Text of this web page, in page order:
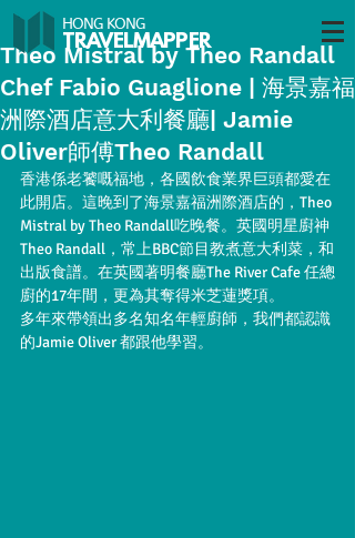
HONG KONG
TRAVELMAPPER
Theo Mistral by Theo Randall
Chef Fabio Guaglione | 海景嘉福
洲際酒店意大利餐廳| Jamie
Oliver師傅Theo Randall
香港係老饕嘅福地，各國飲食業界巨頭都愛在
此開店。這晚到了海景嘉福洲際酒店的，Theo
Mistral by Theo Randall吃晚餐。英國明星廚神
Theo Randall，常上BBC節目教煮意大利菜，和
出版食譜。在英國著明餐廳The River Cafe 任總
廚的17年間，更為其奪得米芝蓮獎項。
多年來帶領出多名知名年輕廚師，我們都認識
的Jamie Oliver 都跟他學習。